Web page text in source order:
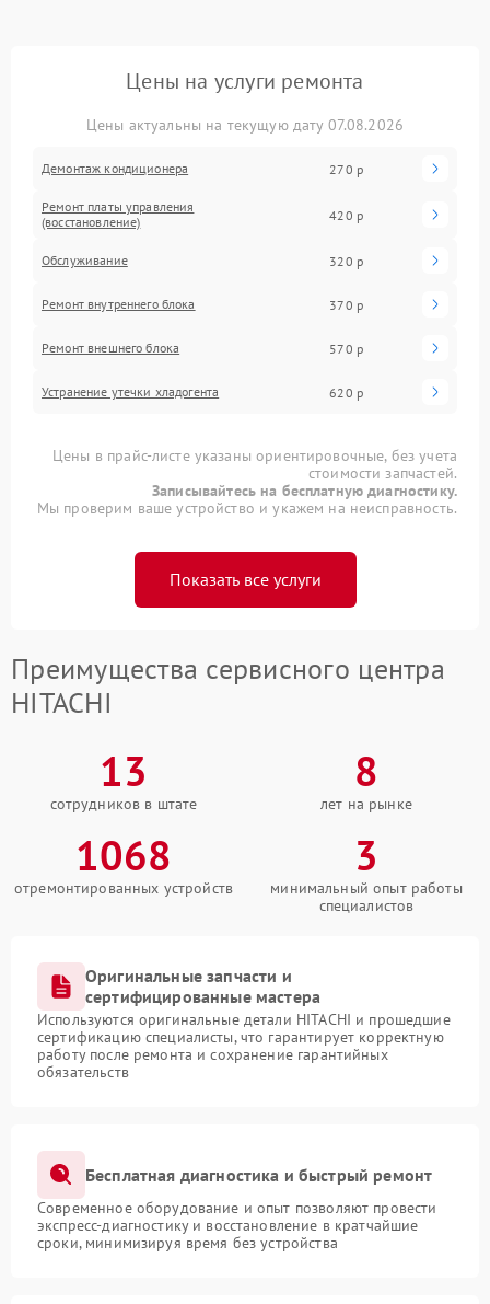
Цены на услуги ремонта
Цены актуальны на текущую дату 07.08.2026
Демонтаж кондиционера 270 р
Ремонт платы управления
(восстановление)
420 р
Обслуживание 320 р
Ремонт внутреннего блока 370 р
Ремонт внешнего блока 570 р
Устранение утечки хладогента 620 р
Цены в прайс-листе указаны ориентировочные, без учета
стоимости запчастей.
Записывайтесь на бесплатную диагностику.
Мы проверим ваше устройство и укажем на неисправность.
Показать все услуги
Преимущества сервисного центра
HITACHI
13
сотрудников в штате
8
лет на рынке
1068
отремонтированных устройств
3
минимальный опыт работы
специалистов
Оригинальные запчасти и
сертифицированные мастера
Используются оригинальные детали HITACHI и прошедшие
сертификацию специалисты, что гарантирует корректную
работу после ремонта и сохранение гарантийных
обязательств
Бесплатная диагностика и быстрый ремонт
Современное оборудование и опыт позволяют провести
экспресс-диагностику и восстановление в кратчайшие
сроки, минимизируя время без устройства